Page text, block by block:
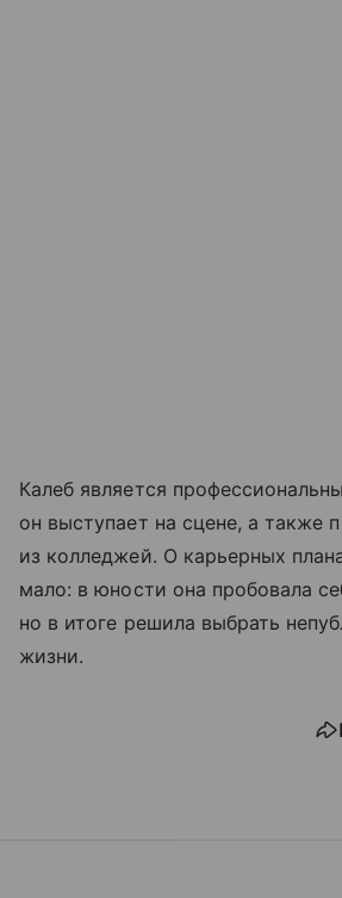
Калеб является
он выступает на сцене, а также
из колледжей. О карьерных
мало: в юности она пробовала
но в итоге решила выбрать
жизни.